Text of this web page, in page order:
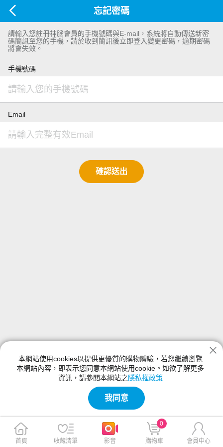
忘記密碼
請輸入您註冊神腦會員的手機號碼與E-mail，系統將自動傳送新密
碼簡訊至您的手機，請於收到簡訊後立即登入變更密碼，逾期密碼
將會失效。
手機號碼
Email
確認送出
本網站使用cookies以提供更優質的購物體驗，若您繼續瀏覽
本網站內容，即表示您同意本網站使用cookie。如欲了解更多
資訊，請參閱本網站之 隱私權政策
我同意
首頁 收藏清單 影音 購物車
0
會員中心